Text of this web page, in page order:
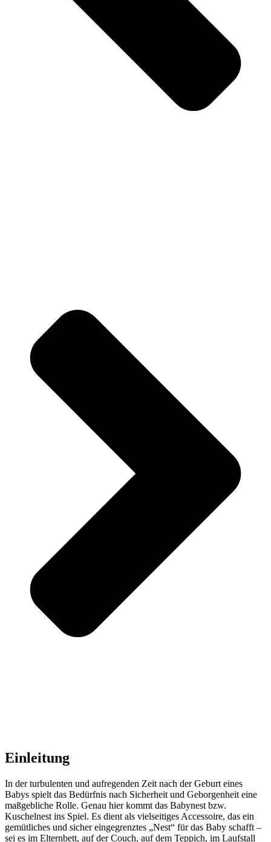
Einleitung
In der turbulenten und aufregenden Zeit nach der Geburt eines
Babys spielt das Bedürfnis nach Sicherheit und Geborgenheit eine
maßgebliche Rolle. Genau hier kommt das Babynest bzw.
Kuschelnest ins Spiel. Es dient als vielseitiges Accessoire, das ein
gemütliches und sicher eingegrenztes „Nest“ für das Baby schafft –
sei es im Elternbett, auf der Couch, auf dem Teppich, im Laufstall